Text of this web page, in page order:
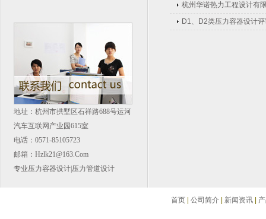
地址：杭州市拱墅区石祥路688号运河
汽车互联网产业园615室
电话：0571-85105723
邮箱：hzlk21@163.com
专业压力容器设计 压力管道设计
杭州华诺热力工程设计有
D1、D2类压力容器设计
首页 公司简介 新闻资讯